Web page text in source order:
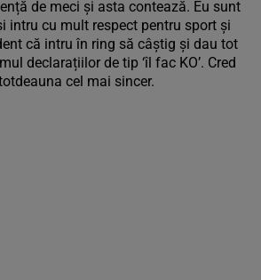
de meci și asta contează. Eu sunt
intru cu mult respect pentru sport și
că intru în ring să câștig și dau tot
declarațiilor de tip ‘îl fac KO’. Cred
cel mai sincer.